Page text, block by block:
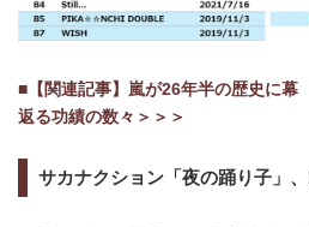
■【関連記事】嵐が26年半の歴史に
返る功績の数々＞＞＞
サカナクション「夜の踊り子」